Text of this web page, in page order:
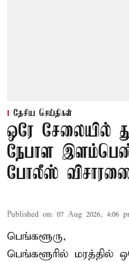
தேசிய செய்திகள்
ஒரே சேலையில்
நேபாள
போலீஸ்
Published on: 07 Aug 2026, 4:06
பெங்களூரு,
பெங்களூரில் மரத்தில்